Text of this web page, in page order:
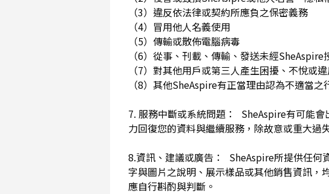
（3）違反依法律或契約所應負之保密義務
（4）冒用他人名義使用
（5）傳輸或散佈電腦病毒
（6）從事、刊載、傳輸、發送未經
（7）對其他用戶或第三人產生困擾、不悅或
（8）其他SheAspire有正當理由認為不適當之
7. 服務中斷或系統問題： SheAspire有可能
力回復您的資料與繼續服務，除故意或重大過
8.資訊、建議或廣告： SheAspire所提供任何
字與圖片之說明、展示樣品或其他銷售資訊，
應自行斟酌與判斷。